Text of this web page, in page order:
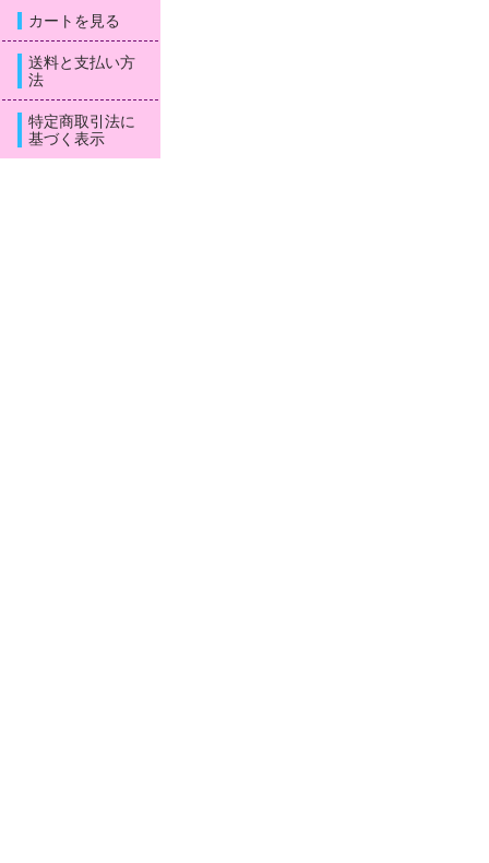
カートを見る
送料と支払い方
法
特定商取引法に
基づく表示